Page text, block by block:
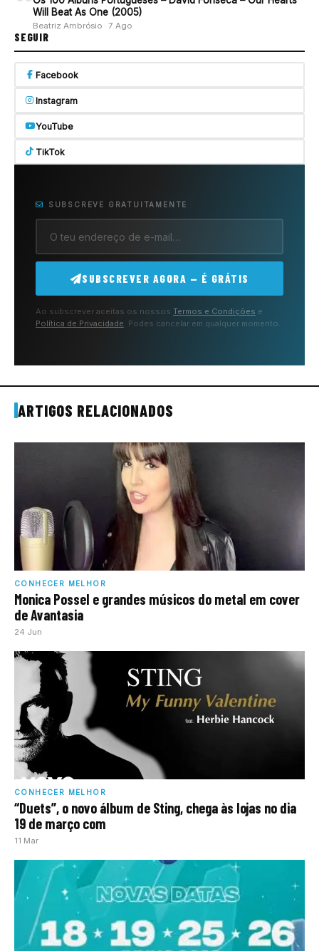
Will Beat As One (2005)
Beatriz Ambrósio · 7 Ago
SEGUIR
Facebook
Instagram
YouTube
TikTok
SUBSCREVE GRATUITAMENTE
SUBSCREVER AGORA — É GRÁTIS
Ao subscrever aceitas os nossos Termos e Condições e
Política de Privacidade. Podes cancelar em qualquer momento.
ARTIGOS RELACIONADOS
CONHECER MELHOR
Monica Possel e grandes músicos do metal em cover
de Avantasia
24 Jun
CONHECER MELHOR
“Duets”, o novo álbum de Sting, chega às lojas no dia
19 de março com
11 Mar